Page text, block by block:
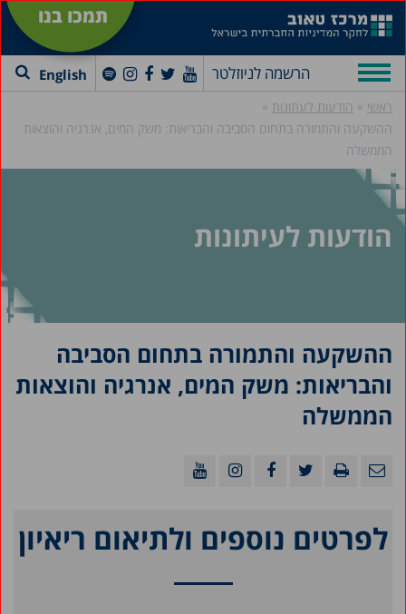
תמכו בנו
הרשמה לניוזלטר English
ראשי » הודעות לעתונות »
ההשקעה והתמורה בתחום הסביבה והבריאות: משק המים, אנרגיה והוצאות
הממשלה
הודעות לעיתונות
ההשקעה והתמורה בתחום הסביבה
והבריאות: משק המים, אנרגיה והוצאות
הממשלה
לפרטים נוספים ולתיאום ריאיון